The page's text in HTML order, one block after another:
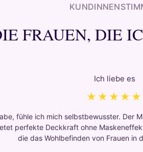
FRAUEN, DIE
Ich liebe es
★★★★★
fühle ich mich selbstbewusster. Der
perfekte Deckkraft ohne
die das Wohlbefinden von Frauen in